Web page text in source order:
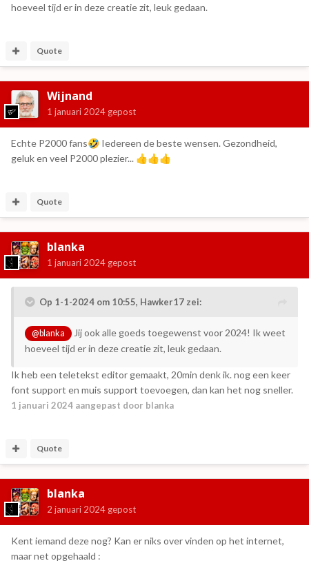
hoeveel tijd er in deze creatie zit, leuk gedaan.
Quote
Wijnand
1 januari 2024 gepost
Echte P2000 fans🤣 Iedereen de beste wensen. Gezondheid,
geluk en veel P2000 plezier... 👍👍👍
Quote
blanka
1 januari 2024 gepost
Op 1-1-2024 om 10:55, Hawker17 zei:
@blanka
Jij ook alle goeds toegewenst voor 2024! Ik weet
hoeveel tijd er in deze creatie zit, leuk gedaan.
Ik heb een teletekst editor gemaakt, 20min denk ik. nog een keer
font support en muis support toevoegen, dan kan het nog sneller.
1 januari 2024 aangepast door blanka
Quote
blanka
2 januari 2024 gepost
Kent iemand deze nog? Kan er niks over vinden op het internet,
maar net opgehaald :